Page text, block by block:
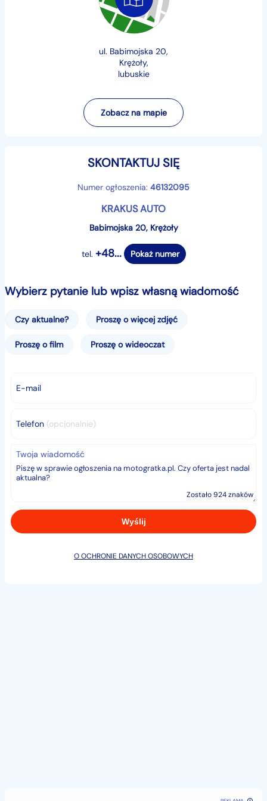
SKRZYNI BIEGÓW !!!
!!! SAMOCHÓD JEST ZAREJESTROWANY !!!
- MOŻLIWOŚĆ SPRAWDZENIA SAMOCHODU NA
STACJI DIAGNOSTYCZNEJ LUB W SERWISIE
- MOŻLIWOŚĆ SKORZYSTANIA Z MIERNIKA GRUBOŚCI
PRZED PRZYJAZDEM PROSZĘ O KONTAKT W CELU
SPRAWDZENIA DOSTĘPNOŚCI AUTA ORAZ
kontrola trakcji
radio+cd
czujniki parkowania
Klimatonic
cen.zamek
ul. Babimojska 20,
Krężoły,
lubuskie
Zobacz na mapie
SKONTAKTUJ SIĘ
Numer ogłoszenia: 46132095
KRAKUS AUTO
Babimojska 20, Krężoły
tel. +48... Pokaż numer
Wybierz pytanie lub wpisz własną wiadomość
Czy aktualne? Proszę o więcej zdjęć
Proszę o film Proszę o wideoczat
E-mail
Telefon (opcjonalnie)
Twoja wiadomość
Zostało 924 znaków
O OCHRONIE DANYCH OSOBOWYCH